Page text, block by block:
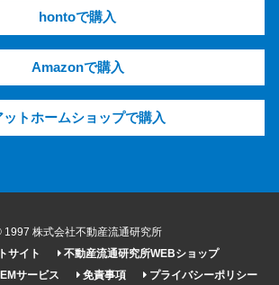
hontoで購入
Amazonで購入
ットホームショップで購入
1997 株式会社不動産流通研究所
サイト
不動産流通研究所WEBショップ
サービス 免責事項 プライバシーポリシー